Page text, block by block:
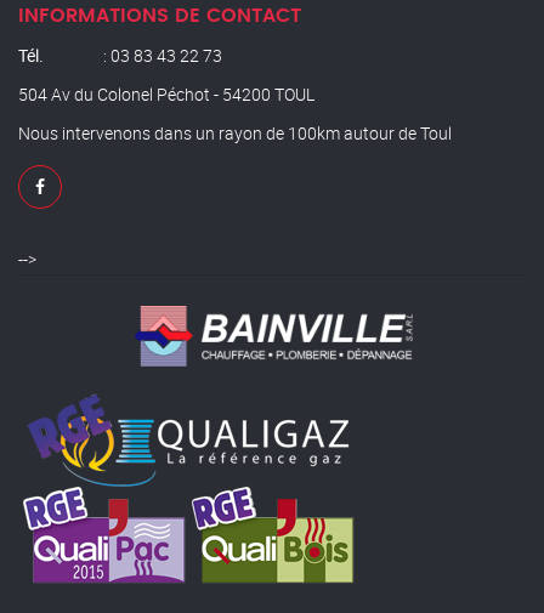
INFORMATIONS DE CONTACT
Tél.
: 03 83 43 22 73
504 Av du Colonel Péchot - 54200 TOUL
Nous intervenons dans un rayon de 100km autour de Toul
-->